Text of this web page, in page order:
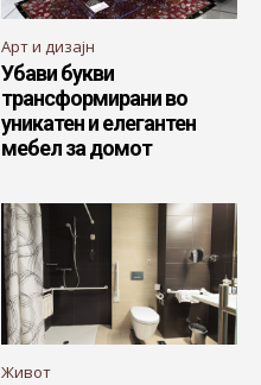
Арт и дизајн
Убави букви
трансформирани во
уникатен и елегантен
мебел за домот
Живот